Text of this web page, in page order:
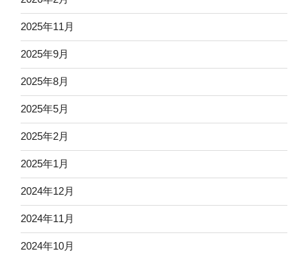
2025年11月
2025年9月
2025年8月
2025年5月
2025年2月
2025年1月
2024年12月
2024年11月
2024年10月